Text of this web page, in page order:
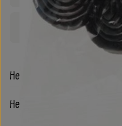
Produktdatenblatt
Herkunft
Hersteller: TerraSana